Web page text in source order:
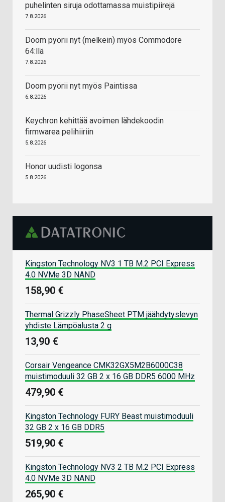
puhelinten siruja odottamassa muistipiirejä
7.8.2026
Doom pyörii nyt (melkein) myös Commodore
64:llä
7.8.2026
Doom pyörii nyt myös Paintissa
6.8.2026
Keychron kehittää avoimen lähdekoodin
firmwarea pelihiiriin
5.8.2026
Honor uudisti logonsa
5.8.2026
Kingston Technology NV3 1 TB M.2 PCI Express
4.0 NVMe 3D NAND
158,90 €
Thermal Grizzly PhaseSheet PTM jäähdytyslevyn
yhdiste Lämpöalusta 2 g
13,90 €
Corsair Vengeance CMK32GX5M2B6000C38
muistimoduuli 32 GB 2 x 16 GB DDR5 6000 MHz
479,90 €
Kingston Technology FURY Beast muistimoduuli
32 GB 2 x 16 GB DDR5
519,90 €
Kingston Technology NV3 2 TB M.2 PCI Express
4.0 NVMe 3D NAND
265,90 €